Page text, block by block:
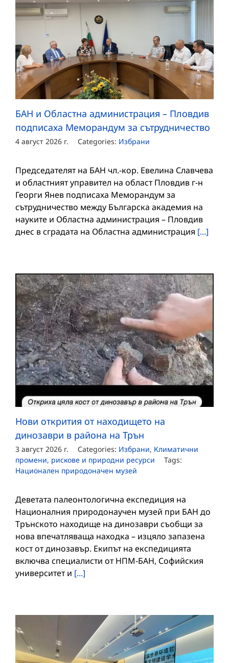
БАН и Областна администрация – Пловдив
подписаха Меморандум за сътрудничество
4 август 2026 г. Categories: Избрани
Председателят на БАН чл.-кор. Евелина Славчева
и областният управител на област Пловдив г-н
Георги Янев подписаха Меморандум за
сътрудничество между Българска академия на
науките и Областна администрация – Пловдив
днес в сградата на Областна администрация [...]
Нови открития от находището на
динозаври в района на Трън
3 август 2026 г. Categories: Избрани, Климатични
промени, рискове и природни ресурси
Tags:
Национален природоначен музей
Деветата палеонтологична експедиция на
Националния природонаучен музей при БАН до
Трънското находище на динозаври съобщи за
нова впечатляваща находка – изцяло запазена
кост от динозавър. Екипът на експедицията
включва специалисти от НПМ-БАН, Софийския
университет и [...]